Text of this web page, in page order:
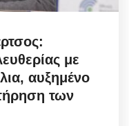
με
αυξημένο
των